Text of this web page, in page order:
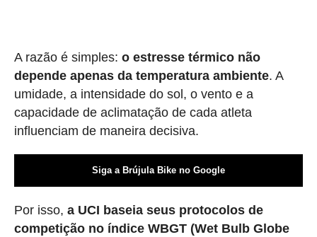
A razão é simples: o estresse térmico não
depende apenas da temperatura ambiente. A
umidade, a intensidade do sol, o vento e a
capacidade de aclimatação de cada atleta
influenciam de maneira decisiva.
Siga a Brújula Bike no Google
Por isso, a UCI baseia seus protocolos de
competição no índice WBGT (Wet Bulb Globe